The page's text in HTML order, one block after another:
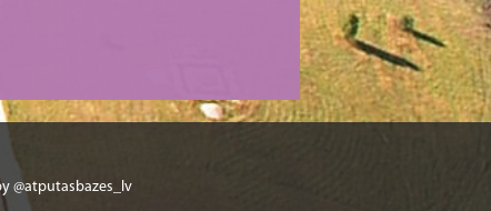
@atputasbazes_lv